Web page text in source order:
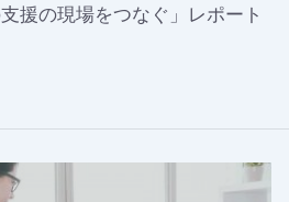
援の現場をつなぐ」レポート